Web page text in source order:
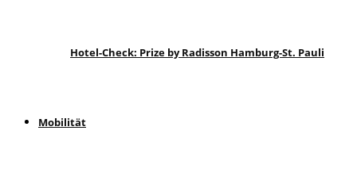
Hotel-Check: Prize by Radisson Hamburg-St. Pauli
Mobilität